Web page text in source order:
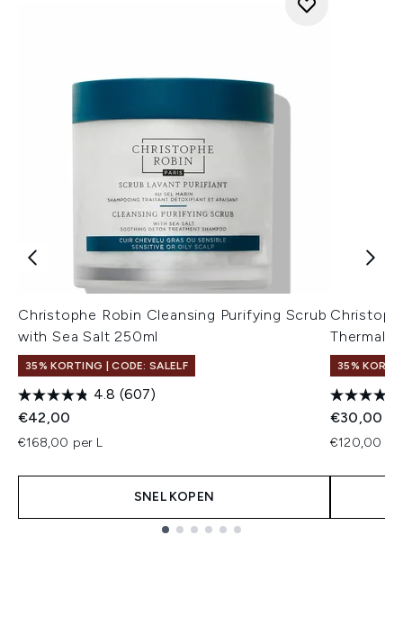
Christophe Robin Cleansing Purifying Scrub
with Sea Salt 250ml
35% KORTING | CODE: SALELF
4.8 (607)
€42,00
€168,00 per L
SNEL KOPEN
Thermal
35%
€30,00
€120,00